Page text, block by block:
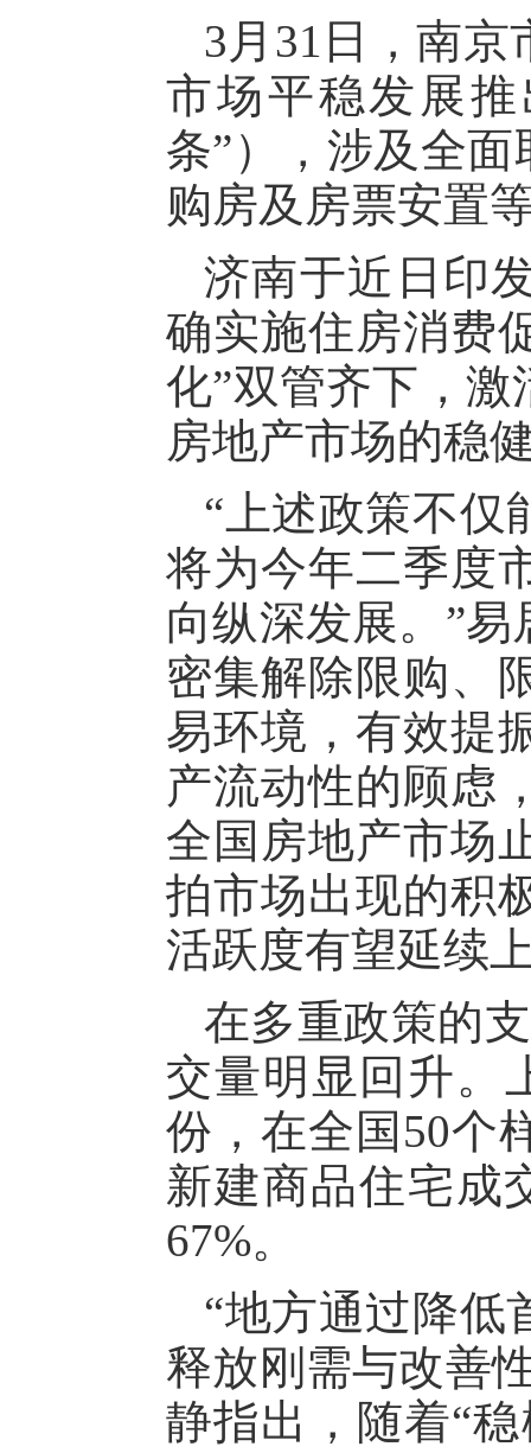
3月31日，南
市场平稳发展
条”），涉及全
购房及房票安置
济南于近日印
确实施住房消费
化”双管齐下，
房地产市场的稳
“上述政策不仅
将为今年二季度
向纵深发展。”
密集解除限购、
易环境，有效提
产流动性的顾虑
全国房地产市场
拍市场出现的积
活跃度有望延续
在多重政策的
交量明显回升。
份，在全国50个
新建商品住宅成
67%。
“地方通过降低
释放刚需与改善
静指出，随着“